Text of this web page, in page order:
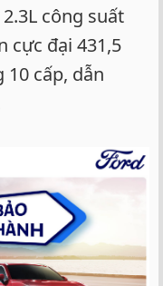
công suất
cực đại 431,5
cấp, dẫn